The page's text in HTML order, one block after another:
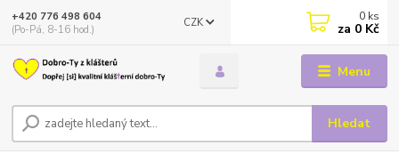
Menu
CZK
Hledat
+420 776 498 604
(Po-Pá, 8-16 hod.)
0 ks
za 0 Kč